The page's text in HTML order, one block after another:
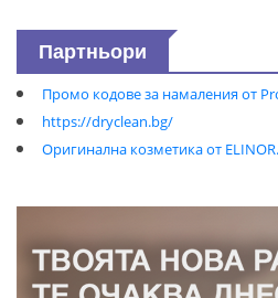
Партньори
Промо кодове за намаления от
https://dryclean.bg/
Оригинална козметика от